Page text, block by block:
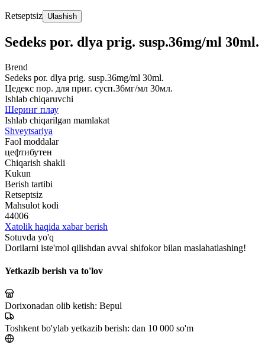
Retseptsiz Ulashish
Sedeks por. dlya prig. susp.36mg/ml 30ml.
Brend
Sedeks por. dlya prig. susp.36mg/ml 30ml.
Цедекс пор. для приг. сусп.36мг/мл 30мл.
Ishlab chiqaruvchi
Шеринг плау
Ishlab chiqarilgan mamlakat
Shveytsariya
Faol moddalar
цефтибутен
Chiqarish shakli
Kukun
Berish tartibi
Retseptsiz
Mahsulot kodi
44006
Xatolik haqida xabar berish
Sotuvda yo'q
Dorilarni iste'mol qilishdan avval shifokor bilan maslahatlashing!
Yetkazib berish va to'lov
Dorixonadan olib ketish: Bepul
Toshkent bo'ylab yetkazib berish: dan 10 000 so'm